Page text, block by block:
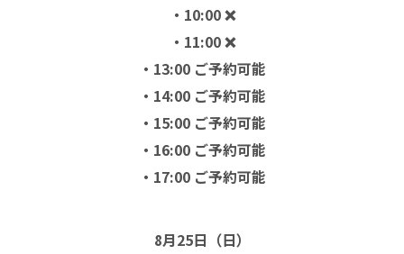
・10:00 ❌
・11:00 ❌
・13:00 ご予約可能
・14:00 ご予約可能
・15:00 ご予約可能
・16:00 ご予約可能
・17:00 ご予約可能
8月25日（日）